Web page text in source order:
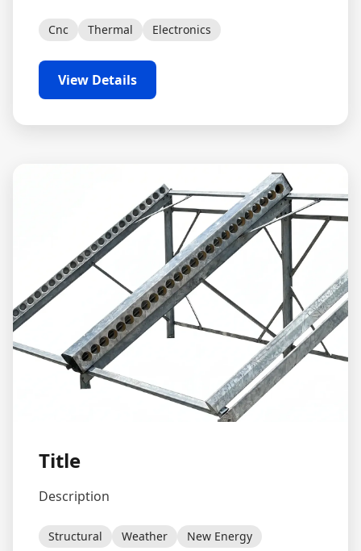
Cnc Thermal Electronics
View Details
Title
Description
Structural Weather New Energy